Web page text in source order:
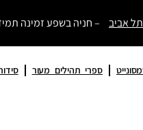
– חניה בשפע זמינה
ספרי תהילים מעור